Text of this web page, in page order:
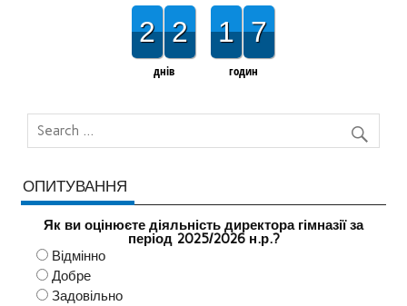
2 2
днів
1 7
годин
ОПИТУВАННЯ
Як ви оцінюєте діяльність директора гімназії за
період 2025/2026 н.р.?
Відмінно
Добре
Задовільно